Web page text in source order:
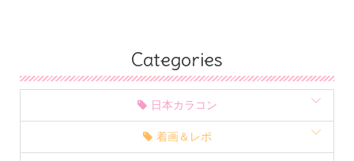
Categories
日本カラコン
着画＆レポ